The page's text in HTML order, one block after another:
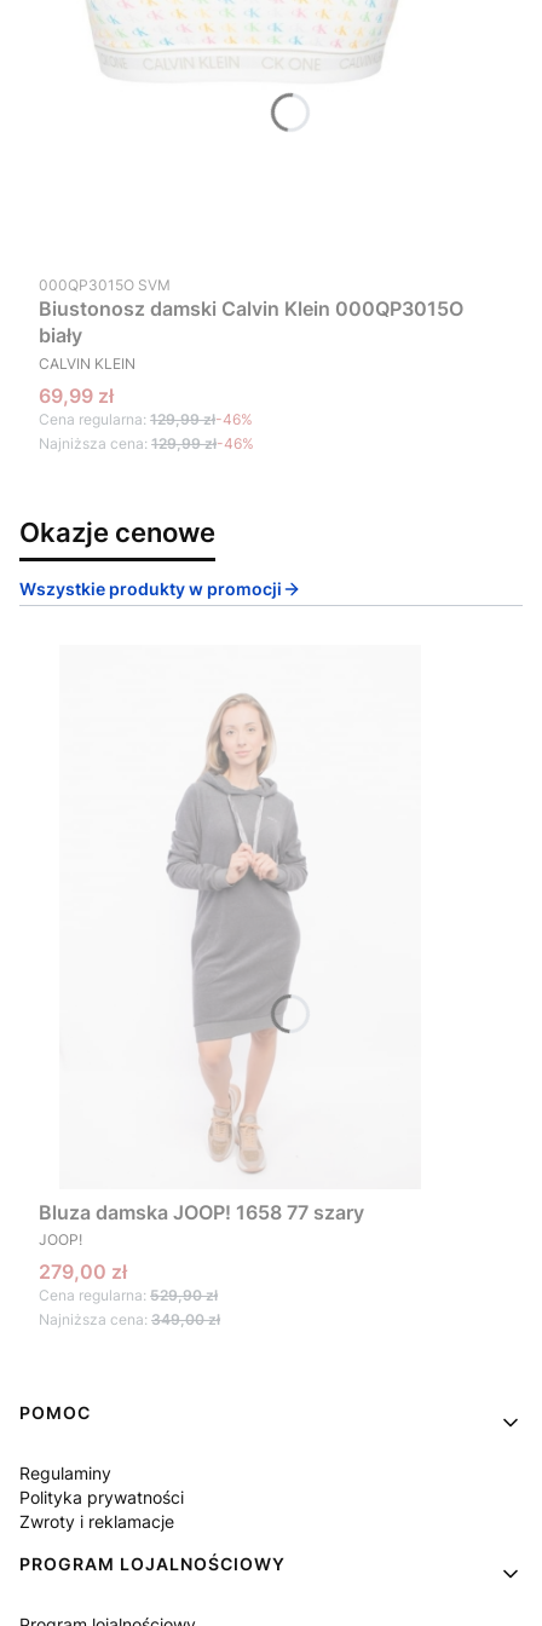
Kod produktu
000QP3015O SVM
Biustonosz damski Calvin Klein 000QP3015O
biały
PRODUCENT
CALVIN KLEIN
Cena promocyjna
69,99 zł
Cena regularna: 129,99 zł-46%
Najniższa cena: 129,99 zł-46%
Okazje cenowe
Wszystkie produkty w promocji
Bluza damska JOOP! 1658 77 szary
PRODUCENT
JOOP!
Cena promocyjna
279,00 zł
Cena regularna: 529,90 zł
Najniższa cena: 349,00 zł
Linki w stopce
POMOC
Regulaminy
Polityka prywatności
Zwroty i reklamacje
PROGRAM LOJALNOŚCIOWY